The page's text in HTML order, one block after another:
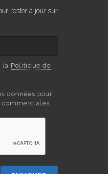
rester à jour sur
la Politique de
données pour
commerciales